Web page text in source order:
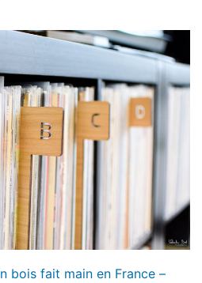
bois fait main en France –